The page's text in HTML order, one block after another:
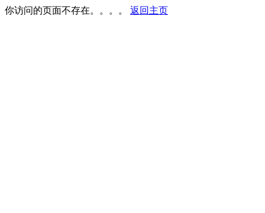
你访问的页面不存在。。。。 返回主页